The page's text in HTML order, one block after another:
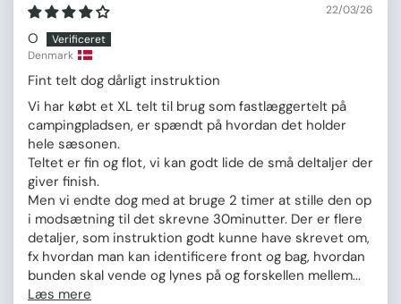
22/03/26
O
Denmark
Fint telt dog dårligt instruktion
Vi har købt et XL telt til brug som fastlæggertelt på
campingpladsen, er spændt på hvordan det holder
hele sæsonen.
Teltet er fin og flot, vi kan godt lide de små deltaljer der
giver finish.
Men vi endte dog med at bruge 2 timer at stille den op
i modsætning til det skrevne 30minutter. Der er flere
detaljer, som instruktion godt kunne have skrevet om,
fx hvordan man kan identificere front og bag, hvordan
bunden skal vende og lynes på og forskellen mellem...
Læs mere